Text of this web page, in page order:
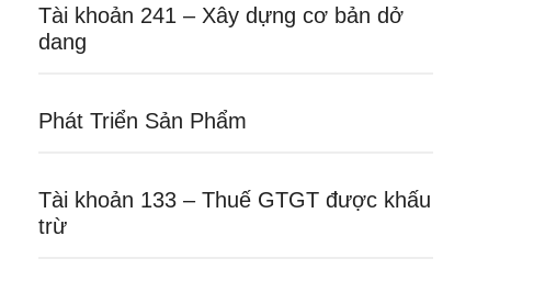
Tài khoản 241 – Xây dựng cơ bản dở
dang
Phát Triển Sản Phẩm
Tài khoản 133 – Thuế GTGT được khấu
trừ